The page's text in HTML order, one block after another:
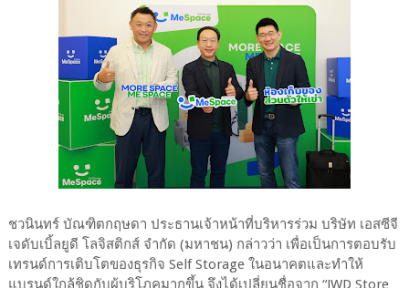
ชวนินทร์ บัณฑิตกฤษดา ประธานเจ้าหน้าที่บริหารร่วม บริษัท เอสซีจี
เจดับเบิ้ลยูดี โลจิสติกส์ จำกัด (มหาชน) กล่าวว่า เพื่อเป็นการตอบรับ
เทรนด์การเติบโตของธุรกิจ Self Storage ในอนาคตและทำให้
แบรนด์ใกล้ชิดกับผู้บริโภคมากขึ้น จึงได้เปลี่ยนชื่อจาก “JWD Store